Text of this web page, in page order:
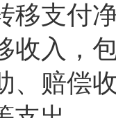
移支付
收入，
、赔偿